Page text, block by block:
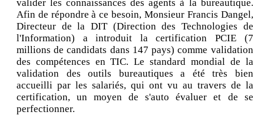
valider les connaissances des agents à la bureautique.
Afin de répondre à ce besoin, Monsieur Francis Dangel,
Directeur de la DIT (Direction des Technologies de
l'Information) a introduit la certification PCIE (7
millions de candidats dans 147 pays) comme validation
des compétences en TIC. Le standard mondial de la
validation des outils bureautiques a été très bien
accueilli par les salariés, qui ont vu au travers de la
certification, un moyen de s'auto évaluer et de se
perfectionner.